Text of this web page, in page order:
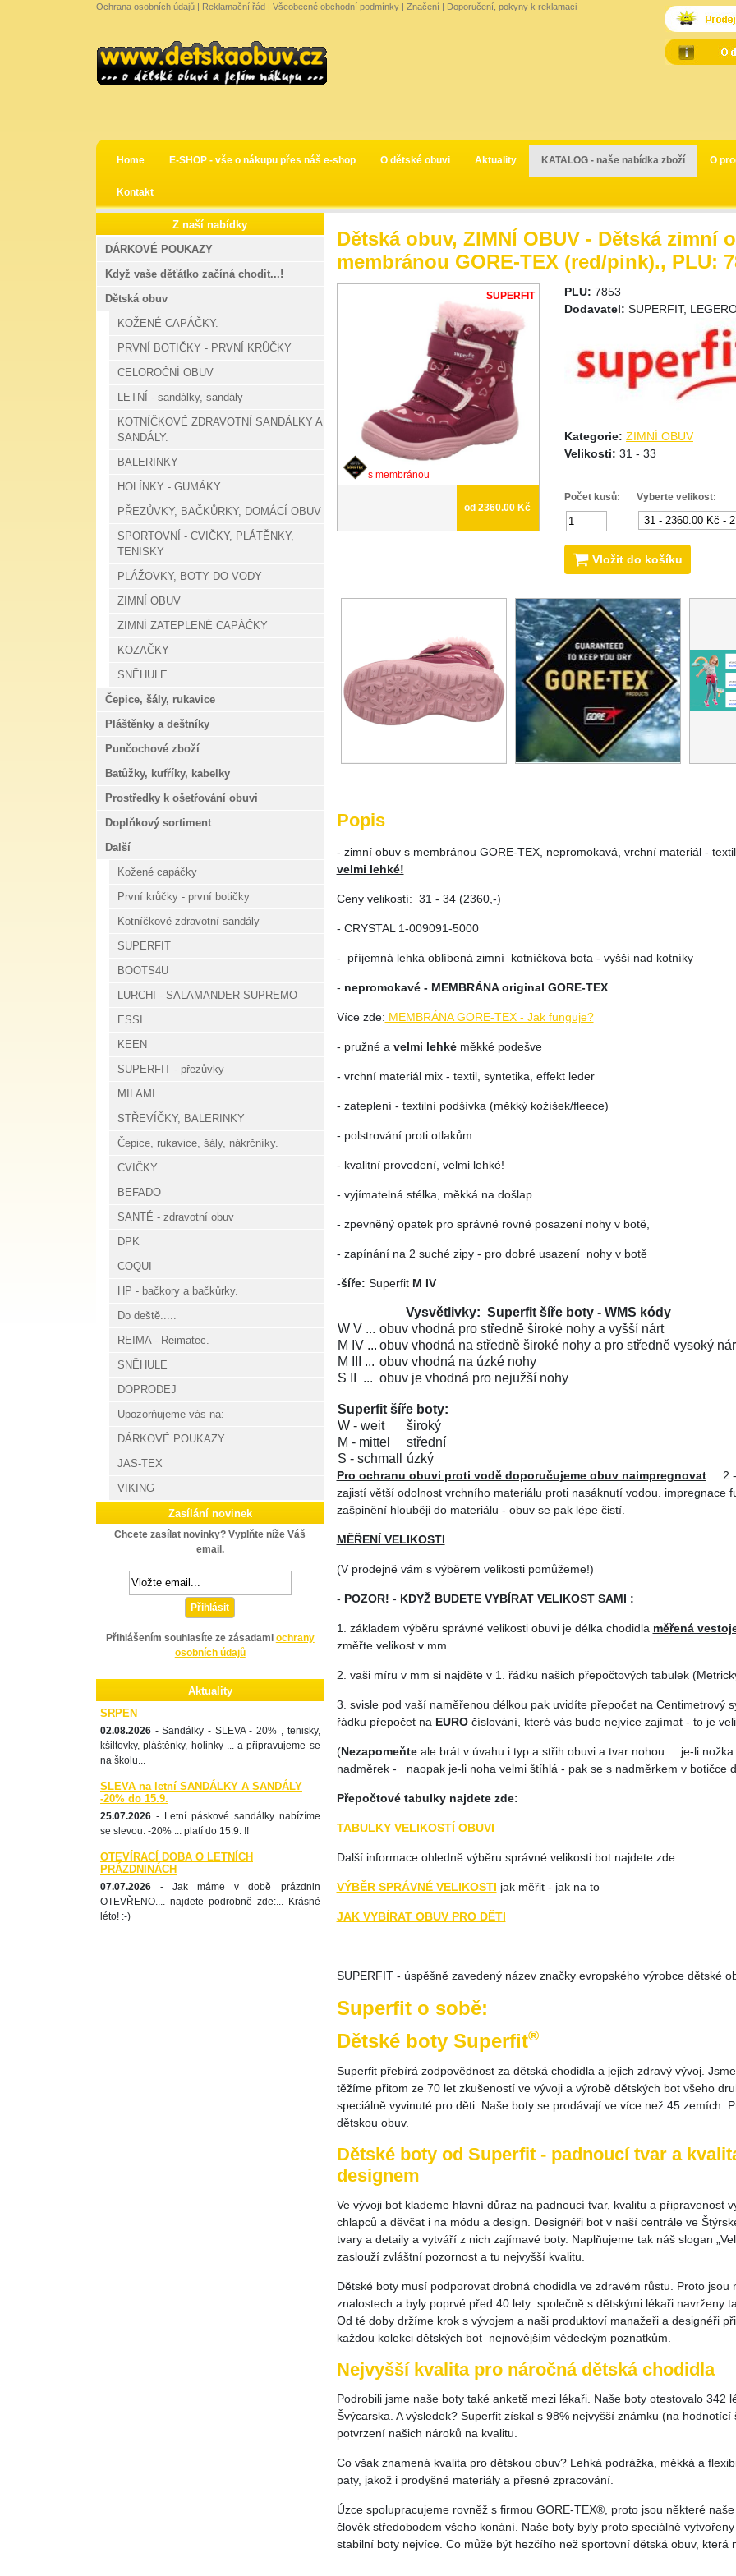
Ochrana osobních údajů | Reklamační řád | Všeobecné obchodní podmínky | Značení | Doporučení, pokyny k reklamaci
Home E-SHOP - vše o nákupu přes náš e-shop O dětské obuvi Aktuality KATALOG - naše nabídka zboží O
Kontakt
Dětská obuv, ZIMNÍ OBUV - Dětská zimní
membránou GORE-TEX (red/pink)., PLU:
SUPERFIT
s membránou
od 2360.00 Kč
PLU: 7853
Dodavatel: SUPERFIT,
Kategorie: ZIMNÍ OBUV
Velikosti: 31 - 33
Počet kusů: Vyberte velikost:
Vložit do košíku
Popis
- zimní obuv s membránou GORE-TEX, nepromokavá, vrchní materiál -
velmi lehké!
Ceny velikostí: 31 - 34 (2360,-)
- CRYSTAL 1-009091-5000
- příjemná lehká oblíbená zimní kotníčková bota - vyšší nad kotníky
- nepromokavé - MEMBRÁNA original GORE-TEX
Více zde: MEMBRÁNA GORE-TEX - Jak funguje?
- pružné a velmi lehké měkké podešve
- vrchní materiál mix - textil, syntetika, effekt leder
- zateplení - textilní podšívka (měkký kožíšek/fleece)
- polstrování proti otlakům
- kvalitní provedení, velmi lehké!
- vyjímatelná stélka, měkká na došlap
- zpevněný opatek pro správné rovné posazení nohy v botě,
- zapínání na 2 suché zipy - pro dobré usazení nohy v botě
-šíře: Superfit M IV
Vysvětlivky: Superfit šíře boty - WMS kódy
W V ... obuv vhodná pro středně široké nohy a vyšší nárt
M IV ... obuv vhodná na středně široké nohy a pro středně vysoký
M III ... obuv vhodná na úzké nohy
S II ... obuv je vhodná pro nejužší nohy
Superfit šíře boty:
W - weit
široký
M - mittel
střední
S - schmall
úzký
Pro ochranu obuvi proti vodě doporučujeme obuv naimpregnovat... 2 -
zajistí větší odolnost vrchního materiálu proti nasáknutí vodou. impregnace
zašpinění hlouběji do materiálu - obuv se pak lépe čistí.
MĚŘENÍ VELIKOSTI
(V prodejně vám s výběrem velikosti pomůžeme!)
- POZOR! - KDYŽ BUDETE VYBÍRAT VELIKOST SAMI :
1. základem výběru správné velikosti obuvi je délka chodidla měřená
změřte velikost v mm ...
2. vaši míru v mm si najděte v 1. řádku našich přepočtových tabulek
3. svisle pod vaší naměřenou délkou pak uvidíte přepočet na Centimetrový
řádku přepočet na EUROčíslování, které vás bude nejvíce zajímat - to je
(Nezapomeňteale brát v úvahu i typ a střih obuvi a tvar nohou ... je-li
nadměrek - naopak je-li noha velmi štíhlá - pak se s nadměrkem v botičce
Přepočtové tabulky najdete zde:
TABULKY VELIKOSTÍ OBUVI
Další informace ohledně výběru správné velikosti bot najdete zde:
VÝBĚR SPRÁVNÉ VELIKOSTI jak měřit - jak na to
JAK VYBÍRAT OBUV PRO DĚTI
SUPERFIT - úspěšně zavedený název značky evropského výrobce dětské
Superfit o sobě:
Dětské boty Superfit®
Superfit přebírá zodpovědnost za dětská chodidla a jejich zdravý vývoj.
těžíme přitom ze 70 let zkušeností ve vývoji a výrobě dětských bot všeho
speciálně vyvinuté pro děti. Naše boty se prodávají ve více než 45 zemích.
dětskou obuv.
Dětské boty od Superfit - padnoucí tvar a
designem
Ve vývoji bot klademe hlavní důraz na padnoucí tvar, kvalitu a připravenost
chlapců a děvčat i na módu a design. Designéři bot v naší centrále ve
tvary a detaily a vytváří z nich zajímavé boty. Naplňujeme tak náš slogan
zaslouží zvláštní pozornost a tu nejvyšší kvalitu.
Dětské boty musí podporovat drobná chodidla ve zdravém růstu. Proto
znalostech a byly poprvé před 40 lety společně s dětskými lékaři navrženy
Od té doby držíme krok s vývojem a naši produktoví manažeři a designéři
každou kolekci dětských bot nejnovějším vědeckým poznatkům.
Nejvyšší kvalita pro náročná dětská chodidla
Podrobili jsme naše boty také anketě mezi lékaři. Naše boty otestovalo 342
Švýcarska. A výsledek? Superfit získal s 98% nejvyšší známku (na
potvrzení našich nároků na kvalitu.
Co však znamená kvalita pro dětskou obuv? Lehká podrážka, měkká a
paty, jakož i prodyšné materiály a přesné zpracování.
Úzce spolupracujeme rovněž s firmou GORE-TEX®, proto jsou některé
člověk středobodem všeho konání. Naše boty byly proto speciálně
stabilní boty nejvíce. Co může být hezčího než sportovní dětská obuv,
Z naší nabídky
DÁRKOVÉ POUKAZY
Když vaše děťátko začíná chodit...!
Dětská obuv
KOŽENÉ CAPÁČKY.
PRVNÍ BOTIČKY - PRVNÍ KRŮČKY
CELOROČNÍ OBUV
LETNÍ - sandálky, sandály
KOTNÍČKOVÉ ZDRAVOTNÍ SANDÁLKY A
SANDÁLY.
BALERINKY
HOLÍNKY - GUMÁKY
PŘEZŮVKY, BAČKŮRKY, DOMÁCÍ OBUV
SPORTOVNÍ - CVIČKY, PLÁTĚNKY,
TENISKY
PLÁŽOVKY, BOTY DO VODY
ZIMNÍ OBUV
ZIMNÍ ZATEPLENÉ CAPÁČKY
KOZAČKY
SNĚHULE
Čepice, šály, rukavice
Pláštěnky a deštníky
Punčochové zboží
Batůžky, kufříky, kabelky
Prostředky k ošetřování obuvi
Doplňkový sortiment
Další
Kožené capáčky
První krůčky - první botičky
Kotníčkové zdravotní sandály
SUPERFIT
BOOTS4U
LURCHI - SALAMANDER-SUPREMO
ESSI
KEEN
SUPERFIT - přezůvky
MILAMI
STŘEVÍČKY, BALERINKY
Čepice, rukavice, šály, nákrčníky.
CVIČKY
BEFADO
SANTÉ - zdravotní obuv
DPK
COQUI
HP - bačkory a bačkůrky.
Do deště.....
REIMA - Reimatec.
SNĚHULE
DOPRODEJ
Upozorňujeme vás na:
DÁRKOVÉ POUKAZY
JAS-TEX
VIKING
Zasílání novinek
Chcete zasílat novinky? Vyplňte níže Váš
email.
Přihlásit
Přihlášením souhlasíte ze zásadami ochrany
osobních údajů
Aktuality
SRPEN
02.08.2026 - Sandálky - SLEVA - 20% , tenisky,
kšiltovky, pláštěnky, holinky ... a připravujeme se
na školu...
SLEVA na letní SANDÁLKY A SANDÁLY
-20% do 15.9.
25.07.2026 - Letní páskové sandálky nabízíme
se slevou: -20% ... platí do 15.9. !!
OTEVÍRACÍ DOBA O LETNÍCH
PRÁZDNINÁCH
07.07.2026 - Jak máme v době prázdnin
OTEVŘENO.... najdete podrobně zde:... Krásné
léto! :-)